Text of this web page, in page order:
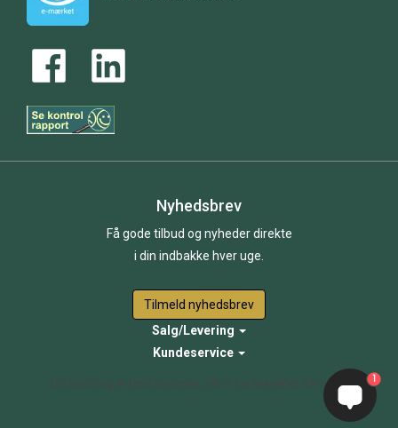
Nyhedsbrev
Få gode tilbud og nyheder direkte
i din indbakke hver uge.
Tilmeld nyhedsbrev
Salg/Levering
Kundeservice
Din bestilling er først bindende, når vi har bekræftet din ordre. 1